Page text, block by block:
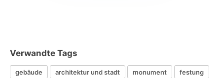
Verwandte Tags
gebäude architektur und stadt monument festung